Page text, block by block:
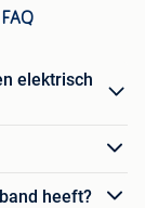
elektrisch
heeft?